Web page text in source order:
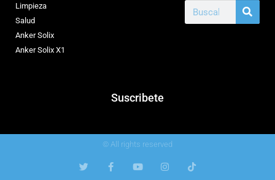
Limpieza
Salud
Anker Solix
Anker Solix X1
Suscribete
© All rights reserved